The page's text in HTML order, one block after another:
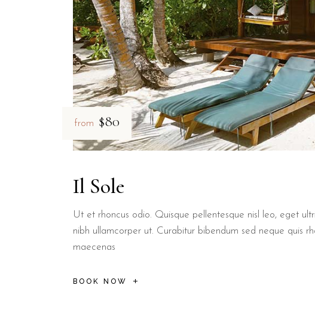
from $80
Il Sole
Ut et rhoncus odio. Quisque pellentesque nisl leo, eget
nibh ullamcorper ut. Curabitur bibendum sed neque quis
maecenas
BOOK NOW